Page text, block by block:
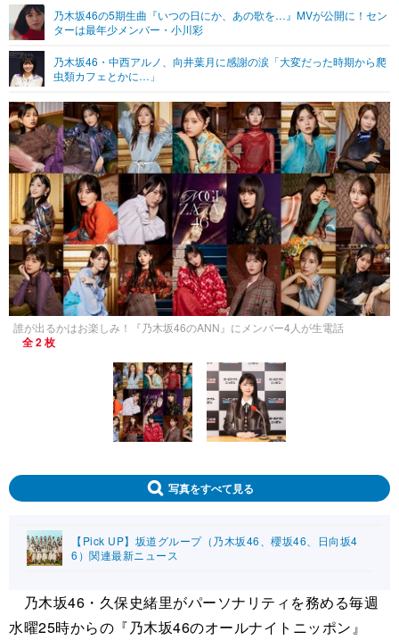
グラビア
ショッピング その他
その他
プッシュ通知の停止方法
乃木坂46の5期生曲『いつの日にか、あの歌を…』MVが公開に！セン
ターは最年少メンバー・小川彩
乃木坂46・中西アルノ、向井葉月に感謝の涙「大変だった時期から爬
虫類カフェとかに…」
誰が出るかはお楽しみ！『乃木坂46のANN』にメンバー4人が生電話
全 2 枚
写真をすべて見る
【Pick UP】坂道グループ（乃木坂46、櫻坂46、日向坂4
6）関連最新ニュース
乃木坂46・久保史緒里がパーソナリティを務める毎週
水曜25時からの『乃木坂46のオールナイトニッポン』